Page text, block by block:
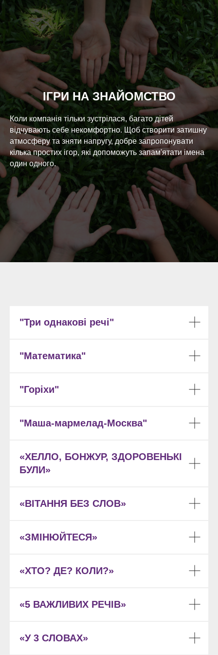
ІГРИ НА ЗНАЙОМСТВО
Коли компанія тільки зустрілася, багато дітей
відчувають себе некомфортно. Щоб створити затишну
атмосферу та зняти напругу, добре запропонувати
кілька простих ігор, які допоможуть запам'ятати імена
один одного.
"Три однакові речі"
"Математика"
"Горіхи"
"Маша-мармелад-Москва"
«ХЕЛЛО, БОНЖУР, ЗДОРОВЕНЬКІ
БУЛИ»
«ВІТАННЯ БЕЗ СЛОВ»
«ЗМІНЮЙТЕСЯ»
«ХТО? ДЕ? КОЛИ?»
«5 ВАЖЛИВИХ РЕЧІВ»
«У 3 СЛОВАХ»